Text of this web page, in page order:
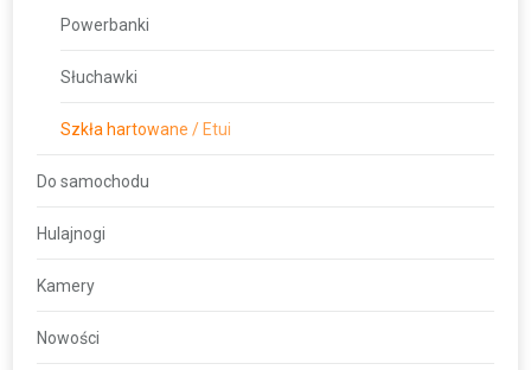
Powerbanki
Słuchawki
Szkła hartowane / Etui
Do samochodu
Hulajnogi
Kamery
Nowości